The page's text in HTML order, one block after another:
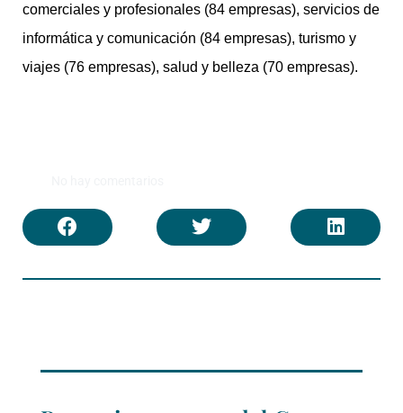
comerciales y profesionales (84 empresas), servicios de
informática y comunicación (84 empresas), turismo y
viajes (76 empresas), salud y belleza (70 empresas).